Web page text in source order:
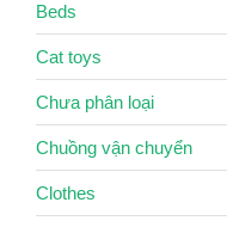
Beds
Cat toys
Chưa phân loại
Chuồng vận chuyển
Clothes